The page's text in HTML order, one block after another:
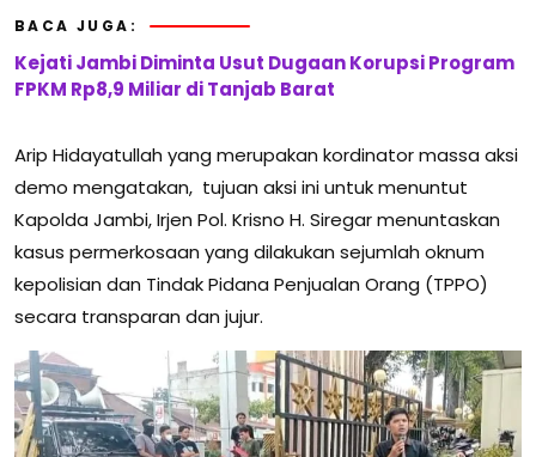
BACA JUGA:
Kejati Jambi Diminta Usut Dugaan Korupsi Program
FPKM Rp8,9 Miliar di Tanjab Barat
Arip Hidayatullah yang merupakan kordinator massa aksi
demo mengatakan, tujuan aksi ini untuk menuntut
Kapolda Jambi, Irjen Pol. Krisno H. Siregar menuntaskan
kasus permerkosaan yang dilakukan sejumlah oknum
kepolisian dan Tindak Pidana Penjualan Orang (TPPO)
secara transparan dan jujur.